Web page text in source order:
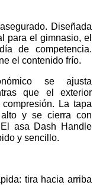
Diseñada
para el gimnasio, el
de competencia.
el contenido frío.
se ajusta
que el exterior
La tapa
y se cierra con
asa Dash Handle
y sencillo.
tira hacia arriba